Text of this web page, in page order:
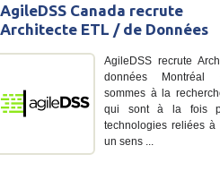
AgileDSS Canada recrute
Architecte ETL / de Données
AgileDSS recrute
données Montréal
sommes à la
qui sont à la fois
technologies reliées
un sens ...